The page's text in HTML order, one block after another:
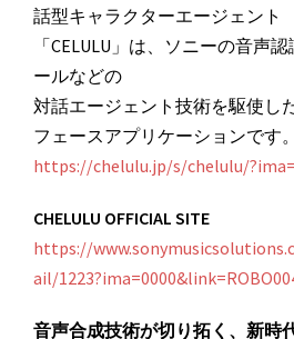
話型キャラクターエージェント
「CELULU」は、ソニーの音声
ールなどの
対話エージェント技術を駆使し
フェースアプリケーションです。
https://chelulu.jp/s/chelulu/
CHELULU OFFICIAL SITE
https://
ail/
音声合成技術が切り拓く、新時